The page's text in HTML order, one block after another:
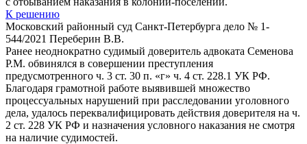
К решению
Московский районный суд Санкт-Петербурга дело № 1-
544/2021 Переберин В.В.
Ранее неоднократно судимый доверитель адвоката Семенова
Р.М. обвинялся в совершении преступления
предусмотренного ч. 3 ст. 30 п. «г» ч. 4 ст. 228.1 УК РФ.
Благодаря грамотной работе выявившей множество
процессуальных нарушений при расследовании уголовного
дела, удалось переквалифицировать действия доверителя на ч.
2 ст. 228 УК РФ и назначения условного наказания не смотря
на наличие судимостей.